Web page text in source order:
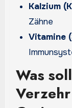
Kalzium
Zähne
Vitamine
Was